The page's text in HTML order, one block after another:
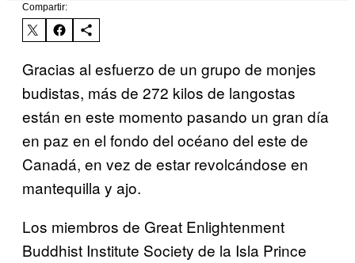
Compartir:
Gracias al esfuerzo de un grupo de monjes
budistas, más de 272 kilos de langostas
están en este momento pasando un gran día
en paz en el fondo del océano del este de
Canadá, en vez de estar revolcándose en
mantequilla y ajo.
Los miembros de Great Enlightenment
Buddhist Institute Society de la Isla Prince